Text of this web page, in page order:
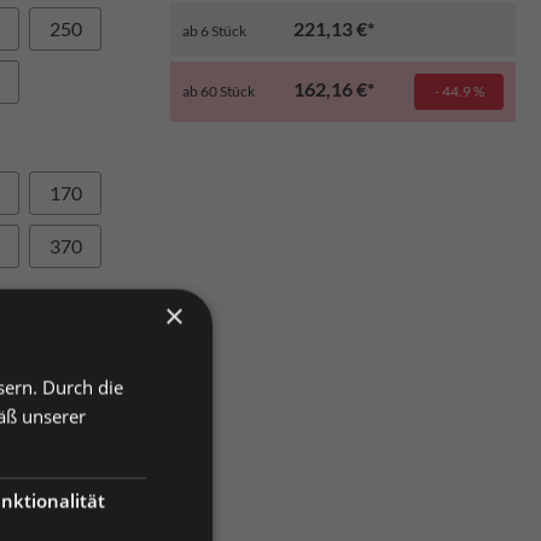
250
170
370
ab 6 Stück 221,13 €*
ab 60 Stück 162,16 €* - 44.9 %
×
Durch die
unserer